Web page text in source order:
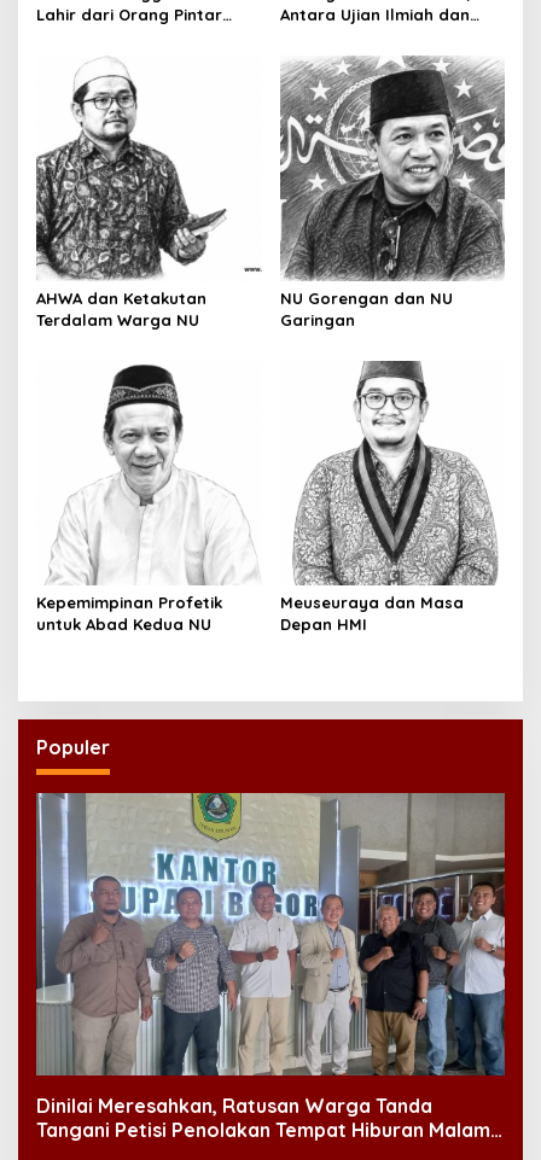
Lahir dari Orang Pintar
Antara Ujian Ilmiah dan
AHWA dan Ketakutan
Terdalam Warga NU
NU Gorengan dan NU
Garingan
Kepemimpinan Profetik
untuk Abad Kedua NU
Meuseuraya dan Masa
Depan HMI
Populer
Dinilai Meresahkan, Ratusan Warga Tanda
Tangani Petisi Penolakan Tempat Hiburan Malam